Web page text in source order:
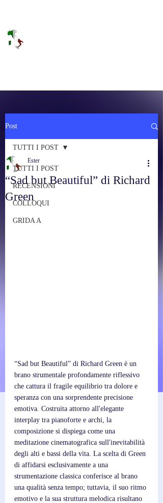
Post
TUTTI I POST
RECENSIONI
COLLOQUI
GRIDA A
TUTTI I POST
“Sad but Beautiful” di Richard
Green
Ester
“Sad but Beautiful” di Richard Green è un
brano strumentale profondamente riflessivo
che cattura il fragile equilibrio tra dolore e
speranza con una sorprendente precisione
emotiva. Costruita attorno all'elegante
interplay tra pianoforte e archi, la
composizione si dispiega come una
meditazione cinematografica sull'inevitabilità
degli alti e bassi della vita. La scelta di Green
di affidarsi esclusivamente a una
strumentazione classica conferisce al brano
una qualità senza tempo; tuttavia, il suo ritmo
emotivo e la sua struttura melodica risultano